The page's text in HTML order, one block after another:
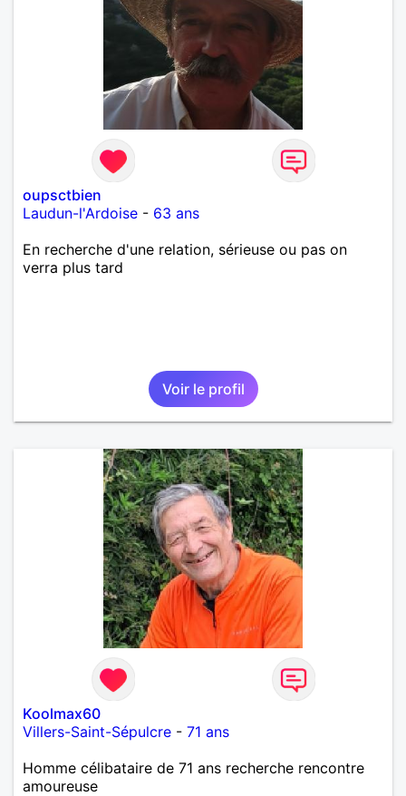
oupsctbien
Laudun-l'Ardoise - 63 ans
En recherche d'une relation, sérieuse ou pas on
verra plus tard
Voir le profil
Koolmax60
Villers-Saint-Sépulcre - 71 ans
Homme célibataire de 71 ans recherche rencontre
amoureuse